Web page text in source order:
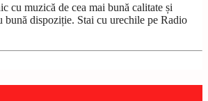
cu muzică de cea mai bună calitate și
bună dispoziție. Stai cu urechile pe Radio